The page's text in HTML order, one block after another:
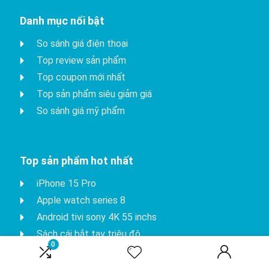
0
Danh mục nổi bật
So sánh giá điện thoại
Top review sản phẩm
Top coupon mới nhất
Top sản phẩm siêu giảm giá
So sánh giá mỹ phẩm
Top sản phẩm hot nhất
iPhone 15 Pro
Apple watch series 8
Android tivi sony 4K 55 inchs
Sách cái bắt tay triệu đô
Fujifilm instax mini 90